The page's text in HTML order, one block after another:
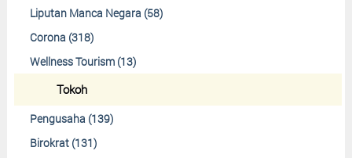
Liputan Manca Negara (58)
Corona (318)
Wellness Tourism (13)
Tokoh
Pengusaha (139)
Birokrat (131)